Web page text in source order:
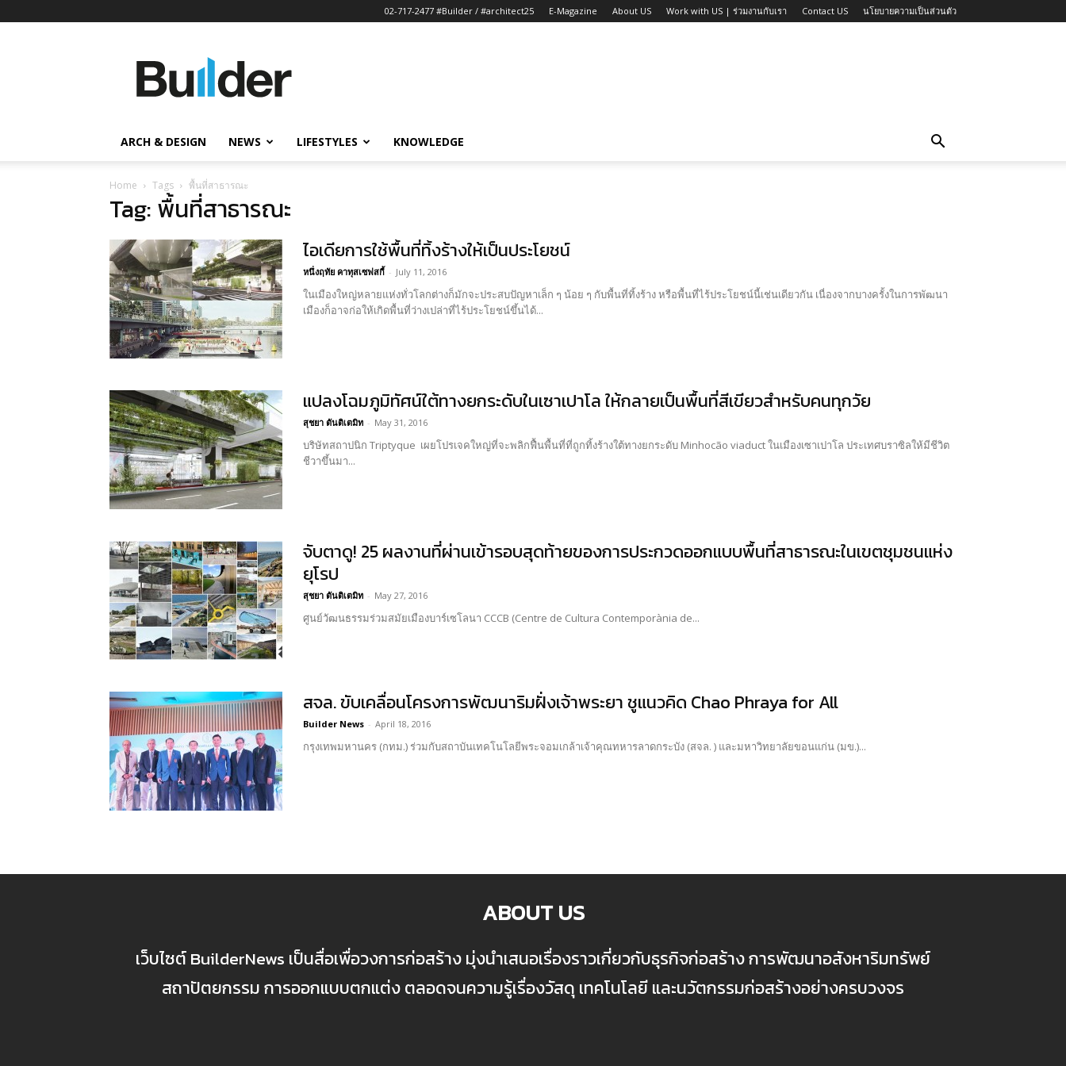
02-717-2477 #Builder / #architect25 E-Magazine About US Work with US | ร่วมงานกับเรา Contact US นโยบายความเป็นส่วนตัว
ข่าว
ก่อสร้าง
ARCH & DESIGN NEWS LIFESTYLES KNOWLEDGE
Home Tags พื้นที่สาธารณะ
Tag: พื้นที่สาธารณะ
ไอเดียการใช้พื้นที่ทิ้งร้างให้เป็นประโยชน์
หนึ่งฤทัย คาทุสเซฟสกี้ - July 11, 2016
ในเมืองใหญ่หลายแห่งทั่วโลกต่างก็มักจะประสบปัญหาเล็ก ๆ น้อย ๆ กับพื้นที่ทิ้งร้าง หรือพื้นที่ไร้ประโยชน์นี้เช่นเดียวกัน เนื่องจากบางครั้งในการพัฒนา
เมืองก็อาจก่อให้เกิดพื้นที่ว่างเปล่าที่ไร้ประโยชน์ขึ้นได้...
แปลงโฉมภูมิทัศน์ใต้ทางยกระดับในเซาเปาโล ให้กลายเป็นพื้นที่สีเขียวสำหรับคนทุกวัย
สุชยา ตันติเตมิท - May 31, 2016
บริษัทสถาปนิก Triptyque เผยโปรเจคใหญ่ที่จะพลิกฟื้นพื้นที่ที่ถูกทิ้งร้างใต้ทางยกระดับ Minhocão viaduct ในเมืองเซาเปาโล ประเทศบราซิลให้มีชีวิต
ชีวาขึ้นมา...
จับตาดู! 25 ผลงานที่ผ่านเข้ารอบสุดท้ายของการประกวดออกแบบพื้นที่สาธารณะในเขตชุมชนแห่ง
ยุโรป
สุชยา ตันติเตมิท - May 27, 2016
ศูนย์วัฒนธรรมร่วมสมัยเมืองบาร์เซโลนา CCCB (Centre de Cultura Contemporània de...
สจล. ขับเคลื่อนโครงการพัฒนาริมฝั่งเจ้าพระยา ชูแนวคิด Chao Phraya for All
Builder News - April 18, 2016
กรุงเทพมหานคร (กทม.) ร่วมกับสถาบันเทคโนโลยีพระจอมเกล้าเจ้าคุณทหารลาดกระบัง (สจล. ) และมหาวิทยาลัยขอนแก่น (มข.)...
ABOUT US
เว็บไซต์ BuilderNews เป็นสื่อเพื่อวงการก่อสร้าง มุ่งนำเสนอเรื่องราวเกี่ยวกับธุรกิจก่อสร้าง การพัฒนาอสังหาริมทรัพย์
สถาปัตยกรรม การออกแบบตกแต่ง ตลอดจนความรู้เรื่องวัสดุ เทคโนโลยี และนวัตกรรมก่อสร้างอย่างครบวงจร